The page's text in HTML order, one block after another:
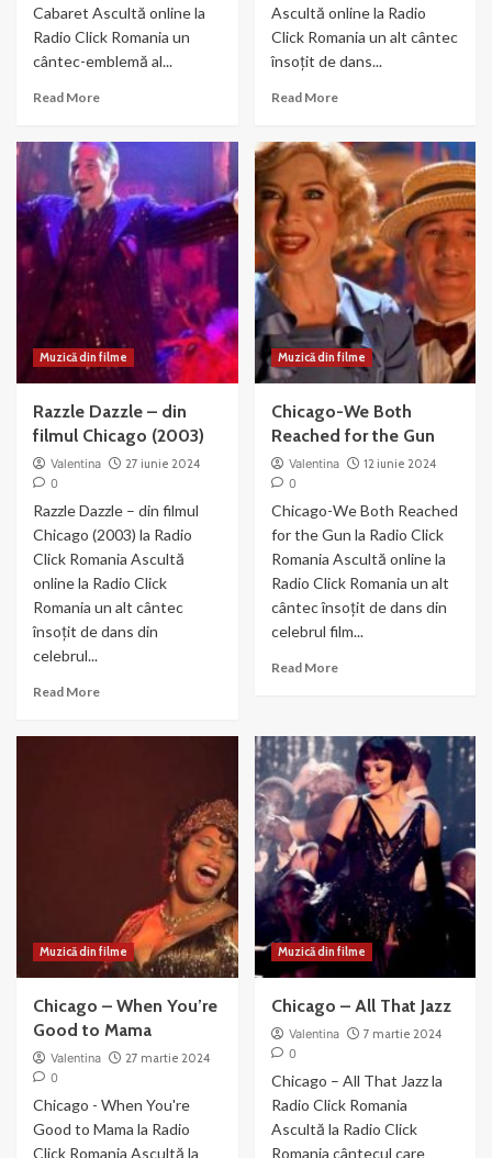
Cabaret Ascultă online la
Radio Click Romania un
cântec-emblemă al...
Read MoreRead
Liza
Minnelli
si
Joel
Gray
Ascultă online la Radio
Click Romania un alt cântec
însoțit de dans...
Read MoreRead
Nowadays
–
muzica
si
dans
din
Chicago
Muzică din filme
Razzle Dazzle – din
filmul Chicago (2003)
Valentina
27 iunie 2024
0
Razzle Dazzle – din filmul
Chicago (2003) la Radio
Click Romania Ascultă
online la Radio Click
Romania un alt cântec
însoțit de dans din
celebrul...
Read MoreRead
Muzică din filme
Chicago-We Both
Reached for the Gun
Valentina
12 iunie 2024
0
Chicago-We Both Reached
for the Gun la Radio Click
Romania Ascultă online la
Radio Click Romania un alt
cântec însoțit de dans din
celebrul film...
Read MoreRead
We
Both
Reached
for
the
Gun
Muzică din filme
Chicago – When You’re
Good to Mama
Valentina
27 martie 2024
0
Chicago - When You're
Good to Mama la Radio
Click Romania Ascultă la
Muzică din filme
Chicago – All That Jazz
Valentina
7 martie 2024
0
Chicago – All That Jazz la
Radio Click Romania
Ascultă la Radio Click
Romania cântecul care